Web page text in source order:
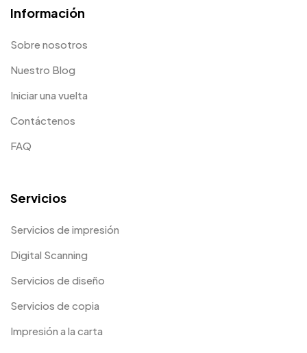
Información
Sobre nosotros
Nuestro Blog
Iniciar una vuelta
Contáctenos
FAQ
Servicios
Servicios de impresión
Digital Scanning
Servicios de diseño
Servicios de copia
Impresión a la carta